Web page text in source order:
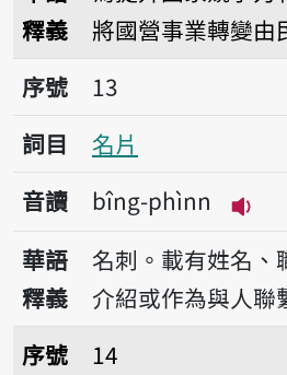
釋義
將國營事業轉變由
序號13名片
序號
13
詞目
名片
音讀
bîng-phìnn
播
華語
釋義
名刺。載有姓名、
介紹或作為與人聯
序號14文書
序號 14